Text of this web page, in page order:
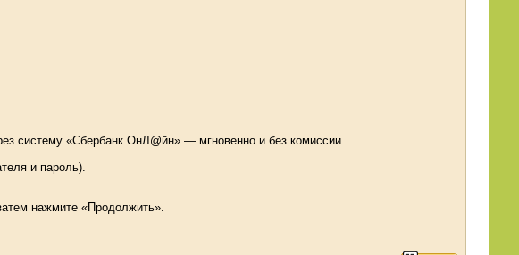
систему «Сбербанк ОнЛ@йн» — мгновенно и без комиссии.
и пароль).
нажмите «Продолжить».